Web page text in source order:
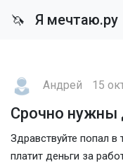
🦄 Я мечтаю.ру
Андрей 15
Срочно нужны
Здравствуйте попал
платит деньги за